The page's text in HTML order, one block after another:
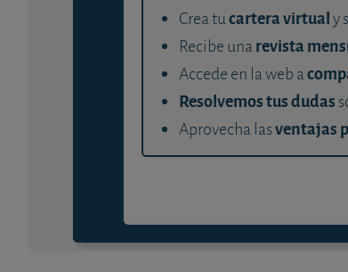
Crea tucartera virtualy
Recibe unarevista
Accede en la web a
Resolvemos tus dudas
Aprovecha lasventajas